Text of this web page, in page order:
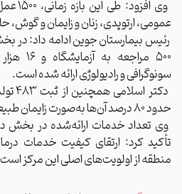
وی
عمومی، ارتوپدی، زنان و زایمان و
۵۰۰
سونوگرافی و رادیولوژی ارائه شده است.
حدود ۸۰ درصد آن‌ها به‌صورت زایمان طبیعی انجام شده است.
تأکید کرد: ارتقای کیفیت خدمات
منطقه از اولویت‌های اصلی این مرکز